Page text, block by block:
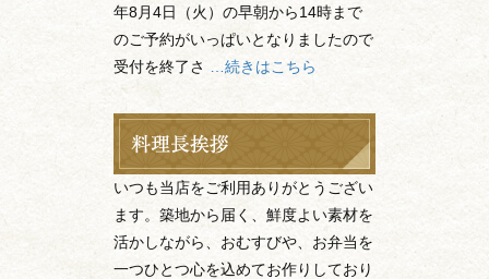
年8月4日（火）の早朝から14時まで
のご予約がいっぱいとなりましたので
受付を終了さ
…続きはこちら
いつも当店をご利用ありがとうござい
ます。築地から届く、鮮度よい素材を
活かしながら、おむすびや、お弁当を
一つひとつ心を込めてお作りしており